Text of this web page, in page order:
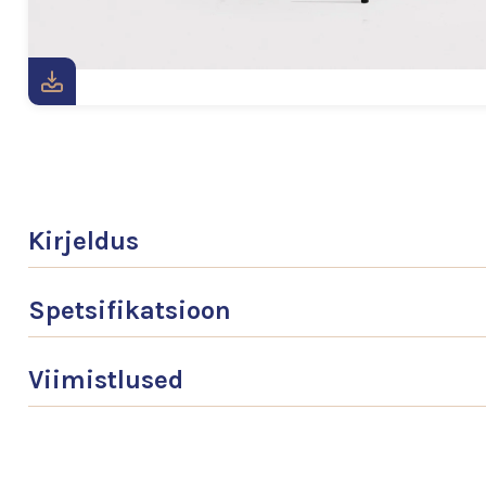
Kirjeldus
Spetsifikatsioon
Viimistlused